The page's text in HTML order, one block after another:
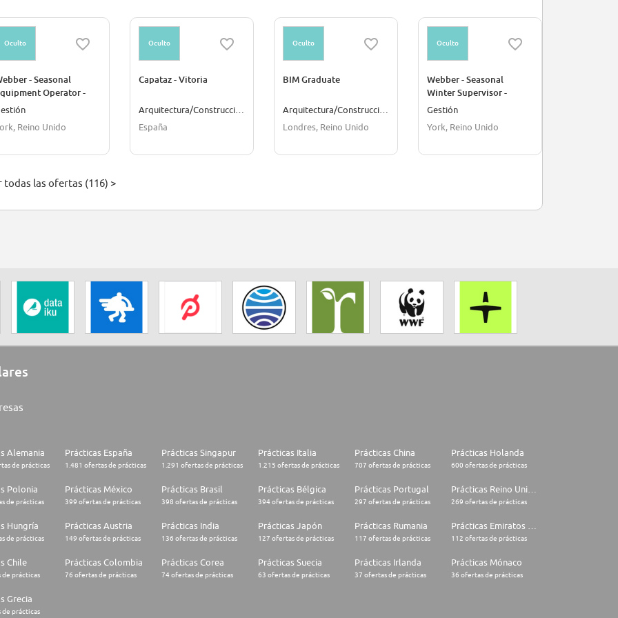
Oculto
- Seasonal
Operator -
in - Gormley -
Reino Unido
Oculto
Capataz - Vitoria
España
Oculto
BIM Graduate
Londres, Reino Unido
Oculto
Webber - Seasonal
Winter Supervisor -
Maple - Infrastructure
Gestión
York, Reino Unido
todas las ofertas (116) >
Alemania
de prácticas
Prácticas España
1.481 ofertas de prácticas
Prácticas Singapur
1.291 ofertas de prácticas
Prácticas Italia
1.215 ofertas de prácticas
Prácticas China
707 ofertas de prácticas
Prácticas Holanda
600 ofertas de prácticas
Polonia
de prácticas
Prácticas México
399 ofertas de prácticas
Prácticas Brasil
398 ofertas de prácticas
Prácticas Bélgica
394 ofertas de prácticas
Prácticas Portugal
297 ofertas de prácticas 269 ofertas de prácticas
Hungría
de prácticas
Prácticas Austria
149 ofertas de prácticas
Prácticas India
136 ofertas de prácticas
Prácticas Japón
127 ofertas de prácticas
Prácticas Rumania
117 ofertas de prácticas 112 ofertas de prácticas
Chile
prácticas
Prácticas Colombia
76 ofertas de prácticas
Prácticas Corea
74 ofertas de prácticas
Prácticas Suecia
63 ofertas de prácticas
Prácticas Irlanda
37 ofertas de prácticas
Prácticas Mónaco
36 ofertas de prácticas
Grecia
de prácticas